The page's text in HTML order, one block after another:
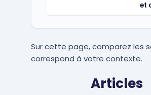
et
Sur cette page, comparez les
correspond à votre contexte.
Articles